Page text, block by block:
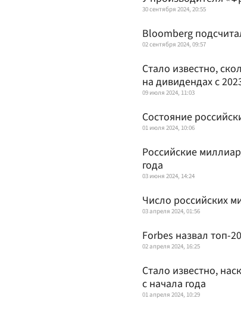
30 сентября 2024, 20:55
Bloomberg
02 сентября 2024, 09:57
Стало известно,
на дивидендах с
09 июля 2024, 11:03
Состояние
01 июля 2024, 10:06
Российские
года
03 июня 2024, 14:24
Число российских
03 апреля 2024, 01:56
Forbes назвал топ-
02 апреля 2024, 16:25
Стало известно,
с начала года
01 апреля 2024, 10:29